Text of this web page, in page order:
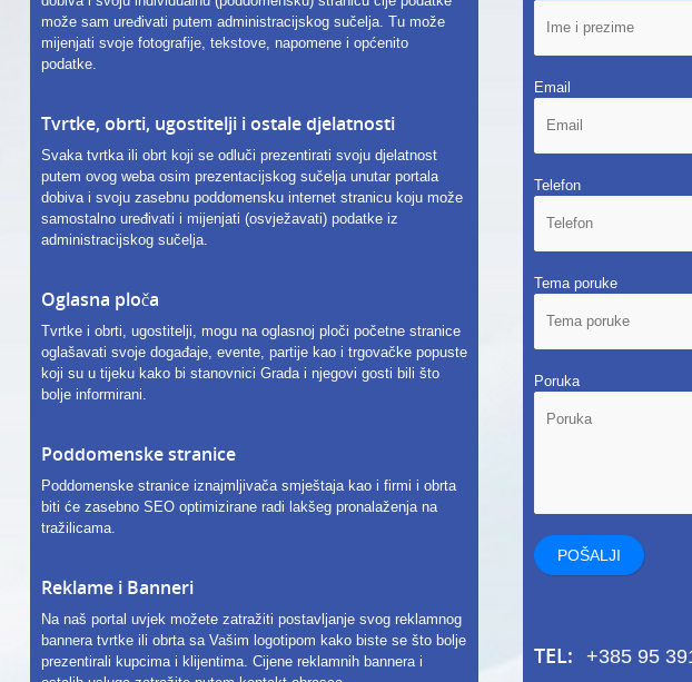
može sam uređivati putem administracijskog sučelja. Tu može
mijenjati svoje fotografije, tekstove, napomene i općenito
podatke.
Tvrtke, obrti, ugostitelji i ostale djelatnosti
Svaka tvrtka ili obrt koji se odluči prezentirati svoju djelatnost
putem ovog weba osim prezentacijskog sučelja unutar portala
dobiva i svoju zasebnu poddomensku internet stranicu koju može
samostalno uređivati i mijenjati (osvježavati) podatke iz
administracijskog sučelja.
Oglasna ploča
Tvrtke i obrti, ugostitelji, mogu na oglasnoj ploči početne stranice
oglašavati svoje događaje, evente, partije kao i trgovačke popuste
koji su u tijeku kako bi stanovnici Grada i njegovi gosti bili što
bolje informirani.
Poddomenske stranice
Poddomenske stranice iznajmljivača smještaja kao i firmi i obrta
biti će zasebno SEO optimizirane radi lakšeg pronalaženja na
tražilicama.
Reklame i Banneri
Na naš portal uvjek možete zatražiti postavljanje svog reklamnog
bannera tvrtke ili obrta sa Vašim logotipom kako biste se što bolje
prezentirali kupcima i klijentima. Cijene reklamnih bannera i
Email
Telefon
Tema poruke
Poruka
TEL: +385 95